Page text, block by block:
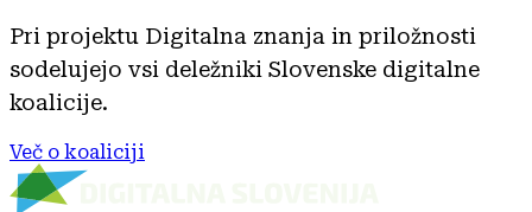
Pri projektu Digitalna znanja in priložnosti
sodelujejo vsi deležniki Slovenske digitalne
koalicije.
Več o koaliciji